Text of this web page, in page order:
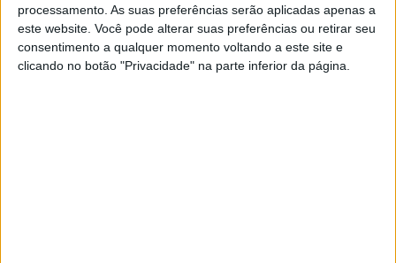
processamento. As suas preferências serão aplicadas apenas a
este website. Você pode alterar suas preferências ou retirar seu
consentimento a qualquer momento voltando a este site e
clicando no botão "Privacidade" na parte inferior da página.